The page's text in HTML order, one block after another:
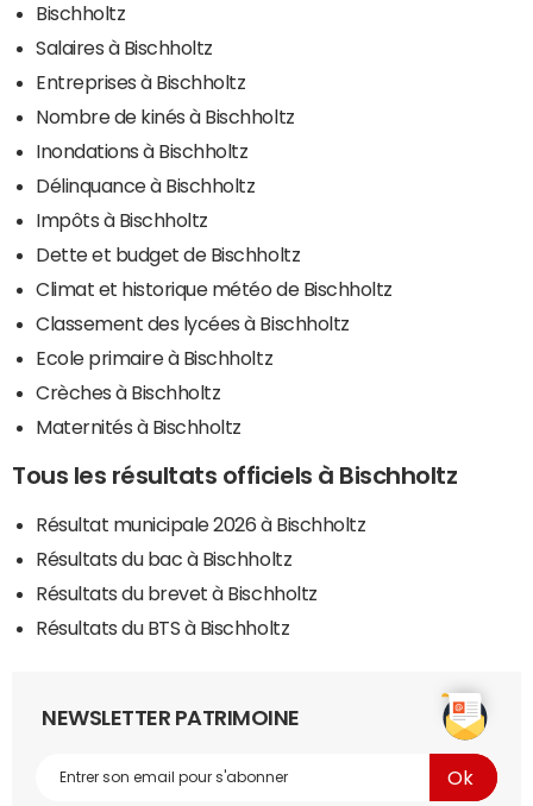
Bischholtz
Salaires à Bischholtz
Entreprises à Bischholtz
Nombre de kinés à Bischholtz
Inondations à Bischholtz
Délinquance à Bischholtz
Impôts à Bischholtz
Dette et budget de Bischholtz
Climat et historique météo de Bischholtz
Classement des lycées à Bischholtz
Ecole primaire à Bischholtz
Crèches à Bischholtz
Maternités à Bischholtz
Tous les résultats officiels à Bischholtz
Résultat municipale 2026 à Bischholtz
Résultats du bac à Bischholtz
Résultats du brevet à Bischholtz
Résultats du BTS à Bischholtz
NEWSLETTER PATRIMOINE